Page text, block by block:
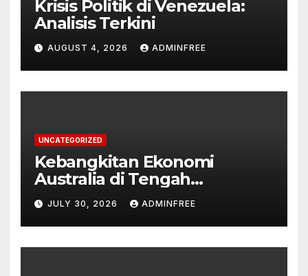
Krisis Politik di Venezuela:
Analisis Terkini
AUGUST 4, 2026 ADMINFREE
UNCATEGORIZED
Kebangkitan Ekonomi
Australia di Tengah
Tantangan Global
JULY 30, 2026 ADMINFREE